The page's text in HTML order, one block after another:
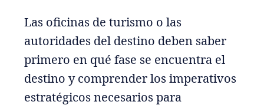
Las oficinas de turismo o las
autoridades del destino deben saber
primero en qué fase se encuentra el
destino y comprender los imperativos
estratégicos necesarios para